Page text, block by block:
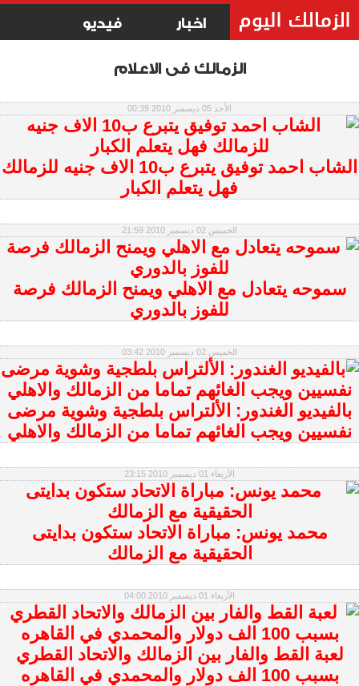
اخبار فيديو
الزمالك فى الاعلام
الأحد 05 ديسمبر 2010 00:39
الشاب احمد توفيق يتبرع ب10 الاف جنيه للزمالك
فهل يتعلم الكبار
الخميس 02 ديسمبر 2010 21:59
سموحه يتعادل مع الاهلي ويمنح الزمالك فرصة
للفوز بالدوري
الخميس 02 ديسمبر 2010 03:42
بالفيديو الغندور: الألتراس بلطجية وشوية مرضى
نفسيين ويجب الغائهم تماما من الزمالك والاهلي
الأربعاء 01 ديسمبر 2010 23:15
محمد يونس: مباراة الاتحاد ستكون بدايتى
الحقيقية مع الزمالك
الأربعاء 01 ديسمبر 2010 04:00
لعبة القط والفار بين الزمالك والاتحاد القطري
بسبب 100 الف دولار والمحمدي في القاهره